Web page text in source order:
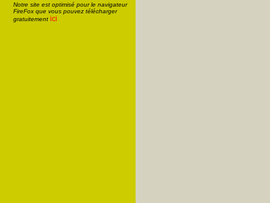
Notre site est optimisé pour le navigateur
FireFox que vous pouvez télécharger
gratuitement ici